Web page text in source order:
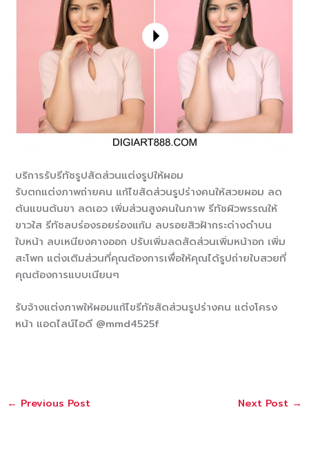
บริการรับรีทัชรูปสัดส่วนแต่งรูปให้ผอม
รับตกแต่งภาพถ่ายคน แก้ไขสัดส่วนรูปร่างคนให้สวยผอม ลด
ต้นแขนต้นขา ลดเอว เพิ่มส่วนสูงคนในภาพ รีทัชผิวพรรณให้
ขาวใส รีทัชลบร่องรอยร่องแก้ม ลบรอยสิวฝ้ากระด่างดำบน
ใบหน้า ลบเหนียงคางออก ปรับเพิ่มลดสัดส่วนเพิ่มหน้าอก เพิ่ม
สะโพก แต่งเติมส่วนที่คุณต้องการเพื่อให้คุณได้รูปถ่ายใบสวยที่
คุณต้องการแบบเนียนๆ
รับจ้างแต่งภาพให้ผอมแก้ไขรีทัชสัดส่วนรูปร่างคน แต่งโครง
หน้า แอดไลน์ไอดี @mmd4525f
← Previous Post Next Post →